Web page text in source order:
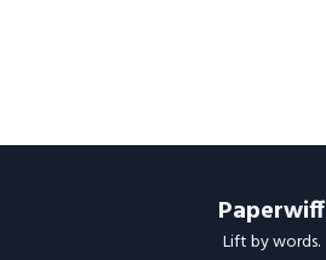
Paperwiff
Lift by words.